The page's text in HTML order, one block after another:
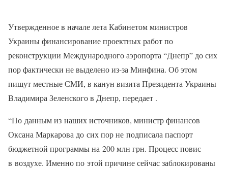
Утвержденное в начале лета Кабинетом министров
Украины финансирование проектных работ по
реконструкции Международного аэропорта “Днепр” до сих
пор фактически не выделено из-за Минфина. Об этом
пишут местные СМИ, в канун визита Президента Украины
Владимира Зеленского в Днепр, передает .
“По данным из наших источников, министр финансов
Оксана Маркарова до сих пор не подписала паспорт
бюджетной программы на 200 млн грн. Процесс повис
в воздухе. Именно по этой причине сейчас заблокированы